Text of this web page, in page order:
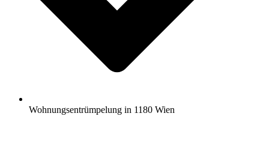
Wohnungsentrümpelung in 1180 Wien